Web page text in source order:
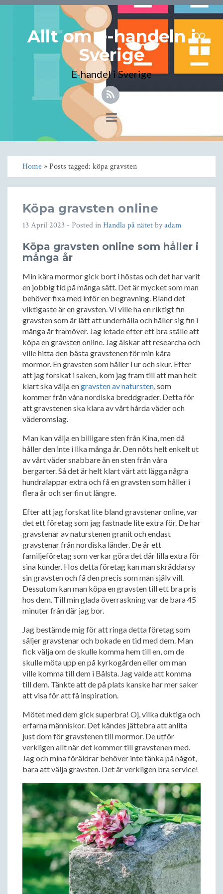
Allt om e-handeln i
Sverige
E-handel i Sverige
Toggle
navigation
Home» Posts tagged: köpa gravsten
Köpa gravsten online
13 April 2023 - Posted inHandla på nätetbyadam
Köpa gravsten online som håller i
många år
Min kära mormor gick bort i höstas och det har varit
en jobbig tid på många sätt. Det är mycket som man
behöver fixa med inför en begravning. Bland det
viktigaste är en gravsten. Vi ville ha en riktigt fin
gravsten som är lätt att underhålla och håller sig fin i
många år framöver. Jag letade efter ett bra ställe att
köpa en gravsten online. Jag älskar att researcha och
ville hitta den bästa gravstenen för min kära
mormor. En gravsten som håller i ur och skur. Efter
att jag forskat i saken, kom jag fram till att man helt
klart ska välja engravsten av natursten, som
kommer från våra nordiska breddgrader. Detta för
att gravstenen ska klara av vårt hårda väder och
väderomslag.
Man kan välja en billigare sten från Kina, men då
håller den inte i lika många år. Den nöts helt enkelt ut
av vårt väder snabbare än en sten från våra
bergarter. Så det är helt klart värt att lägga några
hundralappar extra och få en gravsten som håller i
flera år och ser fin ut längre.
Efter att jag forskat lite bland gravstenar online, var
det ett företag som jag fastnade lite extra för. De har
gravstenar av naturstenen granit och endast
gravstenar från nordiska länder. De är ett
familjeföretag som verkar göra det där lilla extra för
sina kunder. Hos detta företag kan man skräddarsy
sin gravsten och få den precis som man själv vill.
Dessutom kan man köpa en gravsten till ett bra pris
hos dem. Till min glada överraskning var de bara 45
minuter från där jag bor.
Jag bestämde mig för att ringa detta företag som
säljer gravstenar och bokade en tid med dem. Man
fick välja om de skulle komma hem till en, om de
skulle möta upp en på kyrkogården eller om man
ville komma till dem i Bålsta. Jag valde att komma
till dem. Tänkte att de på plats kanske har mer saker
att visa för att få inspiration.
Mötet med dem gick superbra! Oj, vilka duktiga och
erfarna människor. Det kändes jättebra att anlita
just dom för gravstenen till mormor. De utför
verkligen allt när det kommer till gravstenen med.
Jag och mina föräldrar behöver inte tänka på något,
bara att välja gravsten. Det är verkligen bra service!